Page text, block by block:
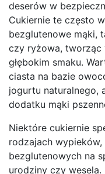
deserów w
Cukiernie te często
bezglutenowe mąki,
czy ryżowa,
głębokim smaku.
ciasta na bazie
jogurtu naturalnego,
dodatku mąki
Niektóre cukiernie
rodzajach
bezglutenowych na
urodziny czy